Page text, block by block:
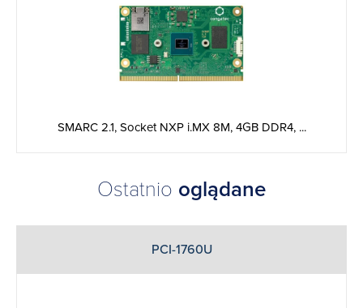
SMARC 2.1, Socket NXP i.MX 8M, 4GB DDR4, ...
Ostatnio oglądane
PCI-1760U